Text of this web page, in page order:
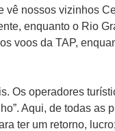
nossos vizinhos
enquanto o Rio
voos da TAP,
Os operadores
Aqui, de todas
ter um retorno,